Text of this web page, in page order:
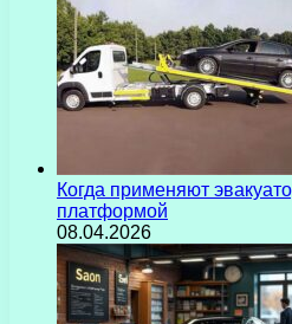
Когда применяют
платформой
08.04.2026